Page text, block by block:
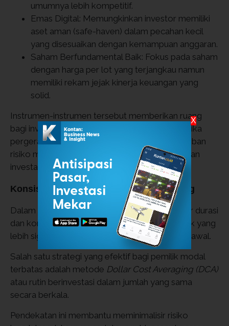
umumnya lebih kompetitif.
Emas Digital: Memungkinkan investor memiliki
aset aman (safe-haven) dalam pecahan kecil
yang disesuaikan dengan kemampuan anggaran.
Saham Berfundamental Baik: Fokus pada saham
dengan harga per lot yang terjangkau namun
memiliki rekam jejak kinerja keuangan yang
solid.
Instrumen-instrumen tersebut memberikan ruang
bagi investor pemula untuk mempelajari dinamika
pergerakan harga tanpa harus menanggung beban
risiko modal yang terlalu besar di awal perjalanan
investasinya.
Konsistensi melalui Dollar Cost Averaging
Dalam konteks investasi jangka panjang, faktor durasi
dan konsistensi sering kali memberikan dampak yang
lebih signifikan dibandingkan besarnya setoran awal.
Salah satu strategi yang efektif bagi pemilik modal
terbatas adalah metode Dollar Cost Averaging (DCA)
atau rutin berinvestasi dalam jumlah yang sama
secara berkala.
Pendekatan ini membantu meminimalisir risiko
X